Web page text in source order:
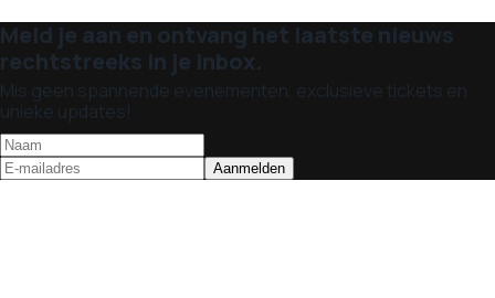
Meld je aan en ontvang het laatste nieuws
rechtstreeks in je inbox.
Mis geen spannende evenementen, exclusieve tickets en
unieke updates!